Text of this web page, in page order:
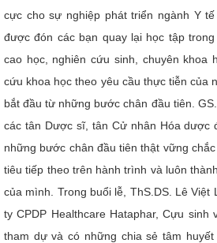
cực cho sự nghiệp phát triển ngành Y
được đón các bạn quay lại học tập
cao học, nghiên cứu sinh, chuyên khoa
cứu khoa học theo yêu cầu thực tiễn của
bắt đầu từ những bước chân đầu tiên.
các tân Dược sĩ, tân Cử nhân Hóa dược
những bước chân đầu tiên thật vững
tiêu tiếp theo trên hành trình và luôn
của mình. Trong buổi lễ, ThS.DS. Lê Việt
ty CPDP Healthcare Hataphar, Cựu sinh
tham dự và có những chia sẻ tâm